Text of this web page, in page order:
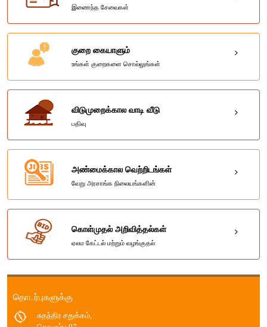
இணைந்த சேவைகள்
குறை கையாளும்
உங்கள் குறைகளை சொல்லுங்கள்
விடுமுறைக்கால வாடி வீடு
பதிவு
அண்மைக்கால வெற்றிடங்கள்
வேறு அரசாங்க நிலையங்களின்
கொள்முதல் அறிவித்தல்கள்
ஏலம கேட்டல் மற்றும் வழங்குதல்
தொடர்புகளுக்கு
சுதந்திர சதுக்கம்,